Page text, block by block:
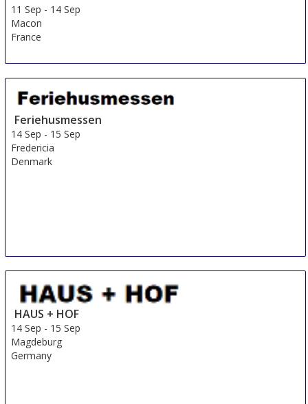
11 Sep - 14 Sep
Macon
France
Feriehusmessen
14 Sep - 15 Sep
Fredericia
Denmark
HAUS + HOF
14 Sep - 15 Sep
Magdeburg
Germany